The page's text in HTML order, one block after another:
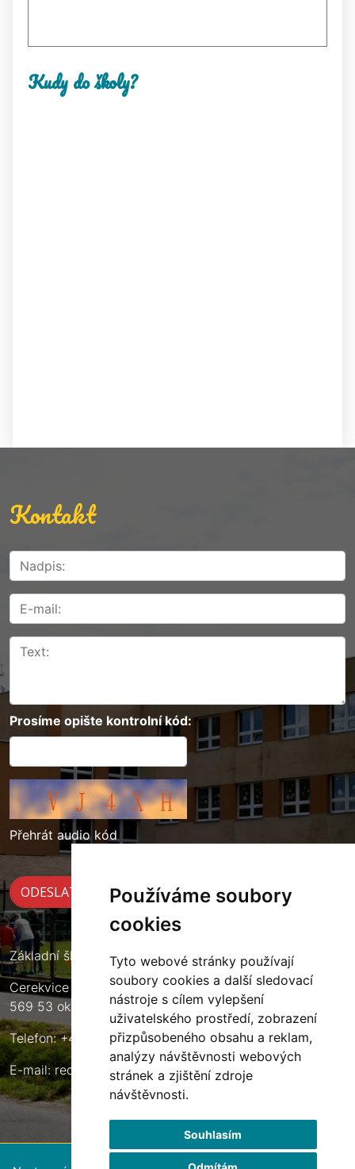
Používáme soubory
cookies
Tyto webové stránky používají
soubory cookies a další sledovací
nástroje s cílem vylepšení
uživatelského prostředí, zobrazení
přizpůsobeného obsahu a reklam,
analýzy návštěvnosti webových
stránek a zjištění zdroje
návštěvnosti.
Souhlasím
Kudy do školy?
Kontakt
Prosíme opište kontrolní kód:
Přehrát audio kód
Základní škola Cerekvice nad Loučnou
Cerekvice nad Loučnou 135
569 53 okres Svitavy
Telefon: +420 461 633 140
E-mail:reditel@zscerekvice.cz